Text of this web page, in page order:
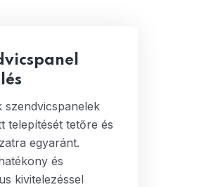
szendvicspanelek
telepítését tetőre és
egyaránt.
és
kivitelezéssel